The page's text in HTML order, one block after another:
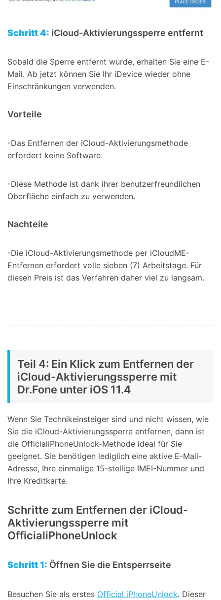
Schritt 4: iCloud-Aktivierungssperre entfernt
Sobald die Sperre entfernt wurde, erhalten Sie eine E-
Mail. Ab jetzt können Sie Ihr iDevice wieder ohne
Einschränkungen verwenden.
Vorteile
-Das Entfernen der iCloud-Aktivierungsmethode
erfordert keine Software.
-Diese Methode ist dank ihrer benutzerfreundlichen
Oberfläche einfach zu verwenden.
Nachteile
-Die iCloud-Aktivierungsmethode per iCloudME-
Entfernen erfordert volle sieben (7) Arbeitstage. Für
diesen Preis ist das Verfahren daher viel zu langsam.
Teil 4: Ein Klick zum Entfernen der
iCloud-Aktivierungssperre mit
Dr.Fone unter iOS 11.4
Wenn Sie Technikeinsteiger sind und nicht wissen, wie
Sie die iCloud-Aktivierungssperre entfernen, dann ist
die OfficialiPhoneUnlock-Methode ideal für Sie
geeignet. Sie benötigen lediglich eine aktive E-Mail-
Adresse, Ihre einmalige 15-stellige IMEI-Nummer und
Ihre Kreditkarte.
Schritte zum Entfernen der iCloud-
Aktivierungssperre mit
OfficialiPhoneUnlock
Schritt 1: Öffnen Sie die Entsperrseite
Besuchen Sie als erstes Official iPhoneUnlock. Dieser